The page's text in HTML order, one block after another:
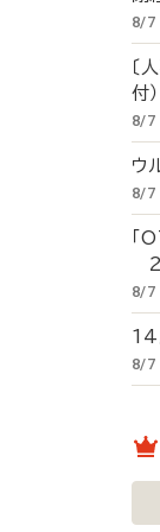
8/7
〔
付
8/7
ウ
8/7
「
8/7
14
8/7